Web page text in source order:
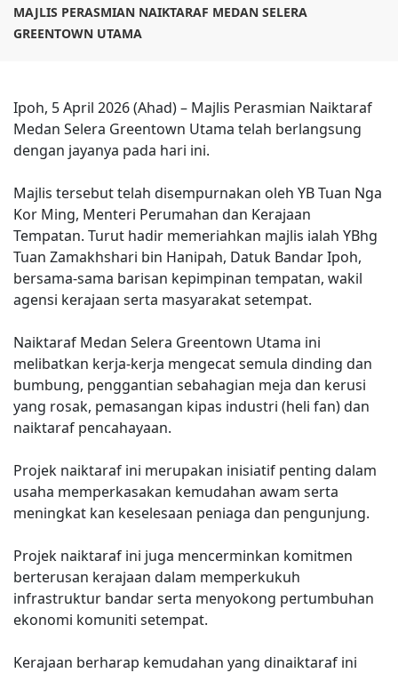
MAJLIS PERASMIAN NAIKTARAF MEDAN SELERA
GREENTOWN UTAMA
Ipoh, 5 April 2026 (Ahad) – Majlis Perasmian Naiktaraf
Medan Selera Greentown Utama telah berlangsung
dengan jayanya pada hari ini.
Majlis tersebut telah disempurnakan oleh YB Tuan Nga
Kor Ming, Menteri Perumahan dan Kerajaan
Tempatan. Turut hadir memeriahkan majlis ialah YBhg
Tuan Zamakhshari bin Hanipah, Datuk Bandar Ipoh,
bersama-sama barisan kepimpinan tempatan, wakil
agensi kerajaan serta masyarakat setempat.
Naiktaraf Medan Selera Greentown Utama ini
melibatkan kerja-kerja mengecat semula dinding dan
bumbung, penggantian sebahagian meja dan kerusi
yang rosak, pemasangan kipas industri (heli fan) dan
naiktaraf pencahayaan.
Projek naiktaraf ini merupakan inisiatif penting dalam
usaha memperkasakan kemudahan awam serta
meningkat kan keselesaan peniaga dan pengunjung.
Projek naiktaraf ini juga mencerminkan komitmen
berterusan kerajaan dalam memperkukuh
infrastruktur bandar serta menyokong pertumbuhan
ekonomi komuniti setempat.
Kerajaan berharap kemudahan yang dinaiktaraf ini